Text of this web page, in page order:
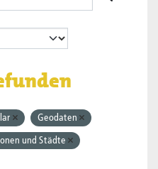
Geodaten
und Städte